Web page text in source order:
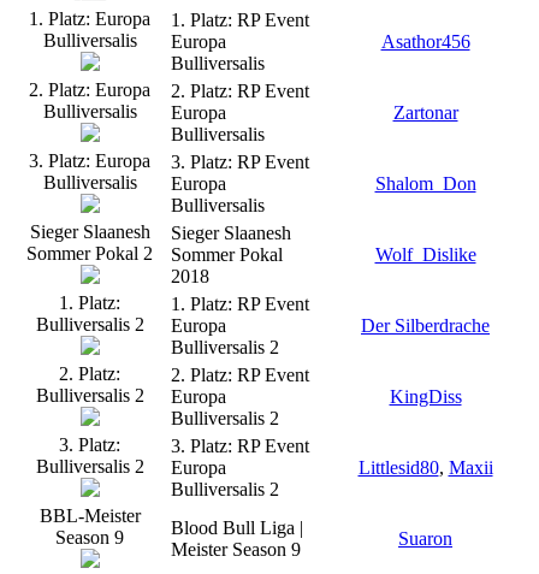
1. Platz: Europa
Bulliversalis
1. Platz: RP Event
Europa
Bulliversalis
Asathor456
2. Platz: Europa
Bulliversalis
2. Platz: RP Event
Europa
Bulliversalis
Zartonar
3. Platz: Europa
Bulliversalis
3. Platz: RP Event
Europa
Bulliversalis
Shalom_Don
Sieger Slaanesh
Sommer Pokal 2
Sieger Slaanesh
Sommer Pokal
2018
Wolf_Dislike
1. Platz:
Bulliversalis 2
1. Platz: RP Event
Europa
Bulliversalis 2
Der Silberdrache
2. Platz:
Bulliversalis 2
2. Platz: RP Event
Europa
Bulliversalis 2
KingDiss
3. Platz:
Bulliversalis 2
3. Platz: RP Event
Europa
Bulliversalis 2
Littlesid80, Maxii
BBL-Meister
Season 9
Blood Bull Liga |
Meister Season 9
Suaron